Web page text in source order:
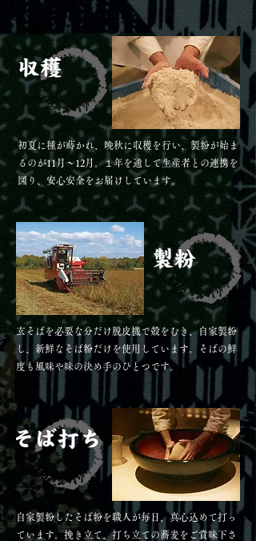
初夏に種が蒔かれ、晩秋に収穫を行い、製粉が始ま
るのが11月～12月。１年を通して生産者との連携を
図り、安心安全をお届けしています。
玄そばを必要な分だけ脱皮機で殻をむき、自家製粉
し、新鮮なそば粉だけを使用しています。そばの鮮
度も風味や味の決め手のひとつです。
自家製粉したそば粉を職人が毎日、真心込めて打っ
ています。挽き立て、打ち立ての蕎麦をご賞味下さ